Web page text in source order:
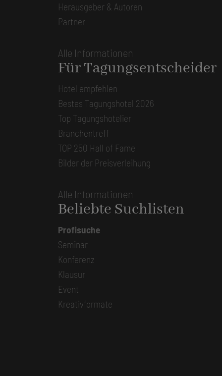
Herausgeber & Autoren
Partner
Alle Informationen
Für Tagungsentscheider
Hotel empfehlen
Bestes Tagungshotel 2026
Top Tagungshotelier
Branchentreff
TOP 250 Hall of Fame
Bilder der Preisverleihung
Alle Informationen
Beliebte Suchlisten
Profisuche
Seminar
Konferenz
Klausur
Event
Kreativformate